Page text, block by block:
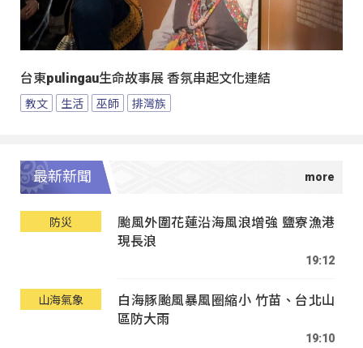
台東pulingau生命故事展 香氛串起文化連結
教文 生活 巫師 排灣族
最新新聞
防災
颱風外圍花蓮沿海風浪增強 鹽寮漁港
現長浪
19:12
山海氣象
白海豚颱風暴風圈縮小 竹苗、台北山
區防大雨
19:10